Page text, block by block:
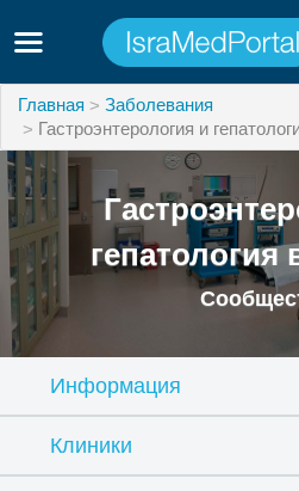
Главная
Заболевания
Гастроэнтерология и
гепатология
Информация
Клиники